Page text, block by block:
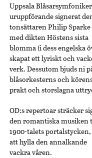
Uppsala
uruppförande signerat
tonsättaren Philip
med dikten Höstens sista
blomma (i dess engelska
skapat ett lyriskt och
verk. Dessutom bjuds ni
blåsorkesterns och
prakt och storslagna
OD:s repertoar sträcker
den romantiska musiken
1900-talets
att hylla den annalkande
vackra våren.